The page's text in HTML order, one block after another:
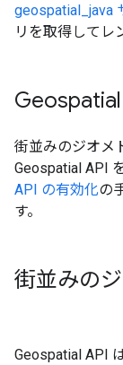
geospatial_java
リを取得してレ
街並みのジオメ
Geospatial API
API の有効化の
す。
街並みの
Geospatial API は